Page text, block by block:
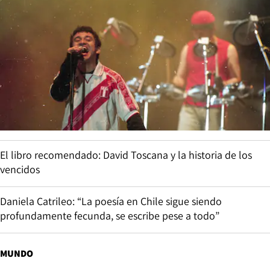
El libro recomendado: David Toscana y la historia de los
vencidos
Daniela Catrileo: “La poesía en Chile sigue siendo
profundamente fecunda, se escribe pese a todo”
MUNDO